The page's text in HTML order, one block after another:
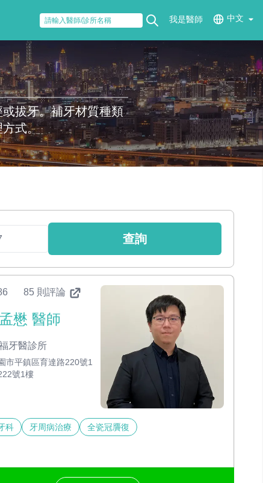
我是醫師 中文
拔牙。補牙材質種類
方式。
查詢
85 則評論
懋 醫師
牙醫診所
市平鎮區育達路220號1
號1樓
科 牙周病治療 全瓷冠贗復